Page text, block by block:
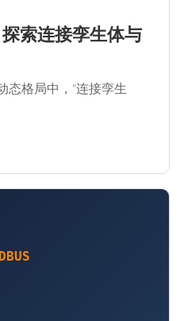
索连接孪生体与
态格局中，"连接孪生